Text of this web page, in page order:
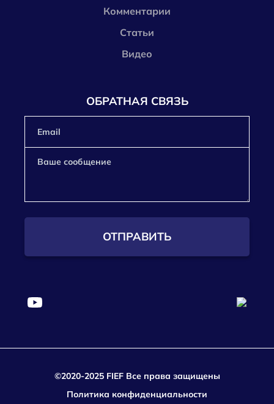
Комментарии
Статьи
Видео
ОБРАТНАЯ СВЯЗЬ
ОТПРАВИТЬ
©2020-2025 FIEF Все права защищены
Политика конфиденциальности